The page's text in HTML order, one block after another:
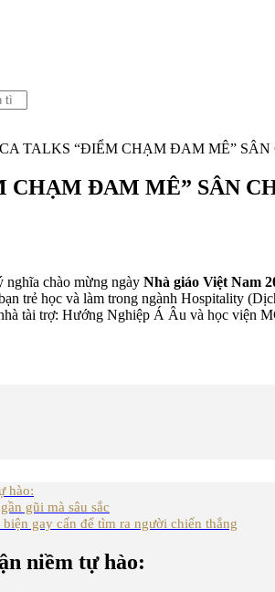
TALKS “ĐIỂM CHẠM ĐAM MÊ”
CHẠM ĐAM MÊ” SÂN
nghĩa chào mừng ngày Nhà giáo Việt Nam
trẻ học và làm trong ngành Hospitality
tài trợ: Hướng Nghiệp Á Âu và học viện
hào:
gũi mà sâu sắc
gay cấn để tìm ra người chiến thắng
niềm tự hào: